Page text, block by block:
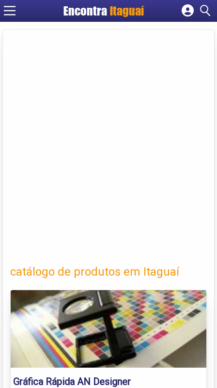
EncontraItaguaí
Cadastrar empresa
catálogo de produtos em Itaguaí
Gráfica Rápida AN Designer